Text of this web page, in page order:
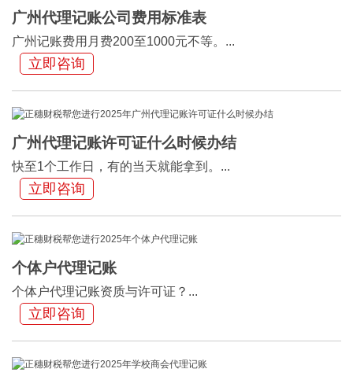
广州代理记账公司费用标准表
广州记账费用月费200至1000元不等。...
立即咨询
广州代理记账许可证什么时候办结
快至1个工作日，有的当天就能拿到。...
立即咨询
个体户代理记账
个体户代理记账资质与许可证？...
立即咨询